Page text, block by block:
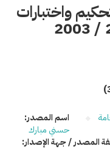
واختبارات
اسم المصدر:
حسني مبارك
المصدر / جهة الإصدار: